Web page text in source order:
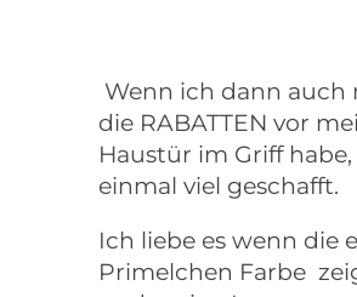
Wenn ich dann auch
die RABATTEN vor
Haustür im Griff
einmal viel geschafft.
Ich liebe es wenn die
Primelchen Farbe